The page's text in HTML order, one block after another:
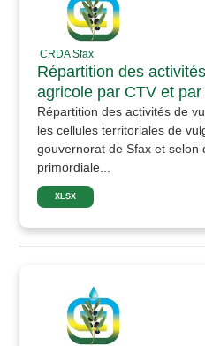
CRDA Sfax
Répartition des
agricole par CTV et
Répartition des activités de
les cellules territoriales de
gouvernorat de Sfax et selon
primordiale...
XLSX